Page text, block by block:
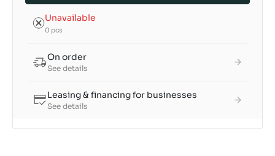
Unavailable
0 pcs
On order
See details
Leasing & financing for businesses
See details